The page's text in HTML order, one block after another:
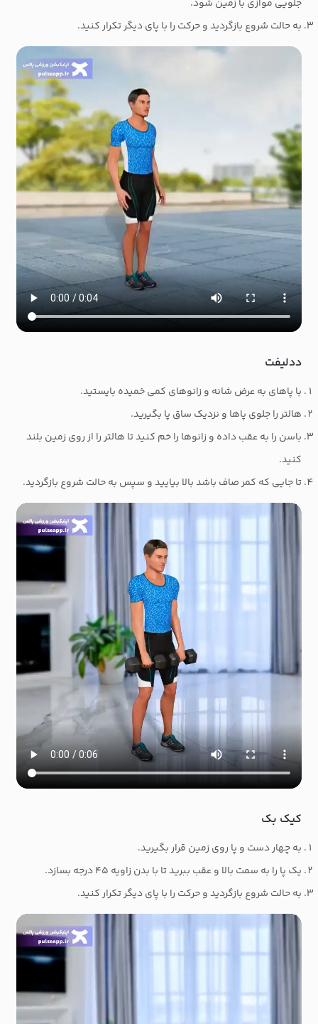
جلویی موازی با زمین شود.
به حالت شروع بازگردید و حرکت را با پای دیگر تکرار کنید.
ددلیفت
با پاهای به عرض شانه و زانوهای کمی خمیده بایستید.
هالتر را جلوی پاها و نزدیک ساق پا بگیرید.
باسن را به عقب داده و زانوها را خم کنید تا هالتر را از روی زمین بلند
کنید.
تا جایی که کمر صاف باشد بالا بیایید و سپس به حالت شروع بازگردید.
کیک بک
به چهار دست و پا روی زمین قرار بگیرید.
یک پا را به سمت بالا و عقب ببرید تا با بدن زاویه ۴۵ درجه بسازد.
به حالت شروع بازگردید و حرکت را با پای دیگر تکرار کنید.